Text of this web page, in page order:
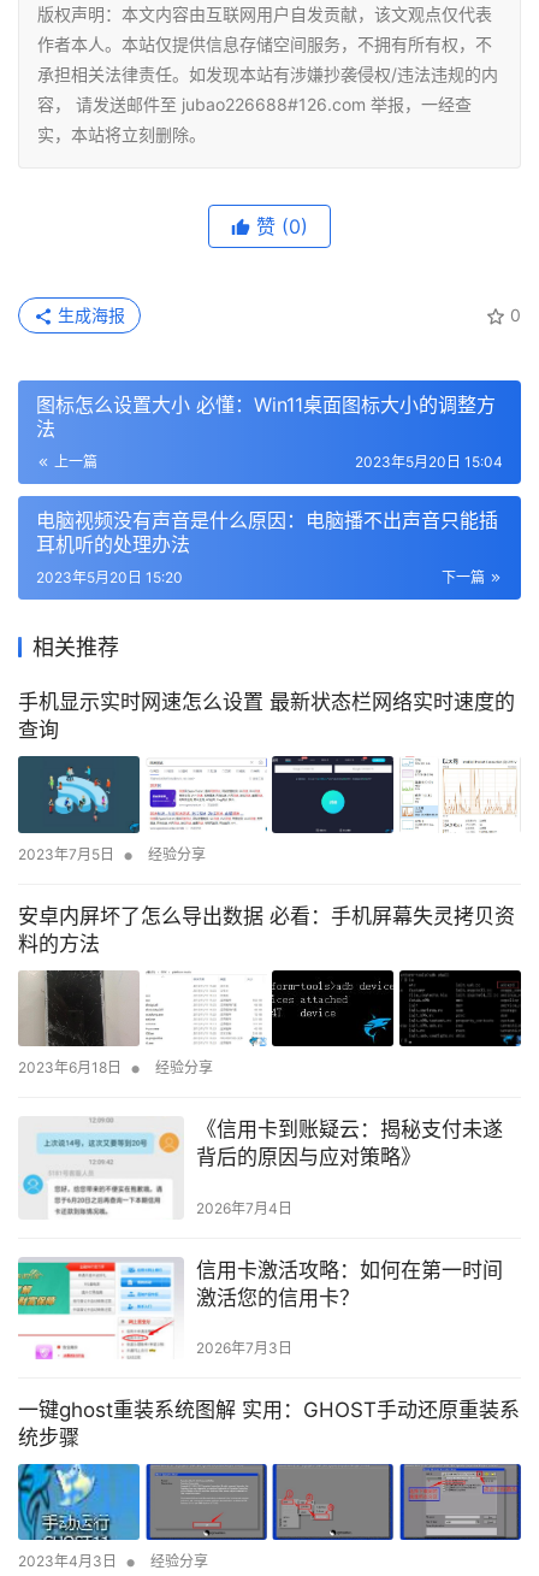
版权声明：本文内容由互联网用户自发贡献，该文观点仅代表
作者本人。本站仅提供信息存储空间服务，不拥有所有权，不
承担相关法律责任。如发现本站有涉嫌抄袭侵权/违法违规的内
容， 请发送邮件至 jubao226688#126.com 举报，一经查
实，本站将立刻删除。
赞 (0)
0
生成海报
图标怎么设置大小 必懂：Win11桌面图标大小的调整方
法
上一篇 2023年5月20日 15:04
电脑视频没有声音是什么原因：电脑播不出声音只能插
耳机听的处理办法
下一篇
2023年5月20日 15:20
相关推荐
手机显示实时网速怎么设置 最新状态栏网络实时速度的
查询
2023年7月5日 • 经验分享
安卓内屏坏了怎么导出数据 必看：手机屏幕失灵拷贝资
料的方法
2023年6月18日 • 经验分享
《信用卡到账疑云：揭秘支付未遂
背后的原因与应对策略》
2026年7月4日
信用卡激活攻略：如何在第一时间
激活您的信用卡？
2026年7月3日
一键ghost重装系统图解 实用：GHOST手动还原重装系
统步骤
2023年4月3日 • 经验分享